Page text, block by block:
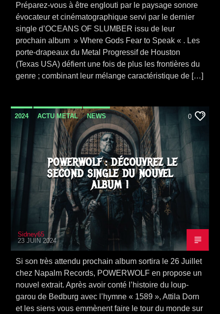
Préparez-vous à être englouti par le paysage sonore
évocateur et cinématographique servi par le dernier
single d’OCEANS OF SLUMBER issu de leur
prochain album » Where Gods Fear to Speak « . Les
porte-drapeaux du Metal Progressif de Houston
(Texas USA) défient une fois de plus les frontières du
genre ; combinant leur mélange caractéristique de […]
2024 ACTU METAL NEWS
VIDEO STORIES
0
POWERWOLF : DÉCOUVREZ LE
SECOND SINGLE DU NOUVEL
ALBUM !
Sidney65
23 JUIN 2024
Si son très attendu prochain album sortira le 26 Juillet
chez Napalm Records, POWERWOLF en propose un
nouvel extrait. Après avoir conté l’histoire du loup-
garou de Bedburg avec l’hymne « 1589 », Attila Dorn
et les siens vous emmènent faire le tour du monde sur